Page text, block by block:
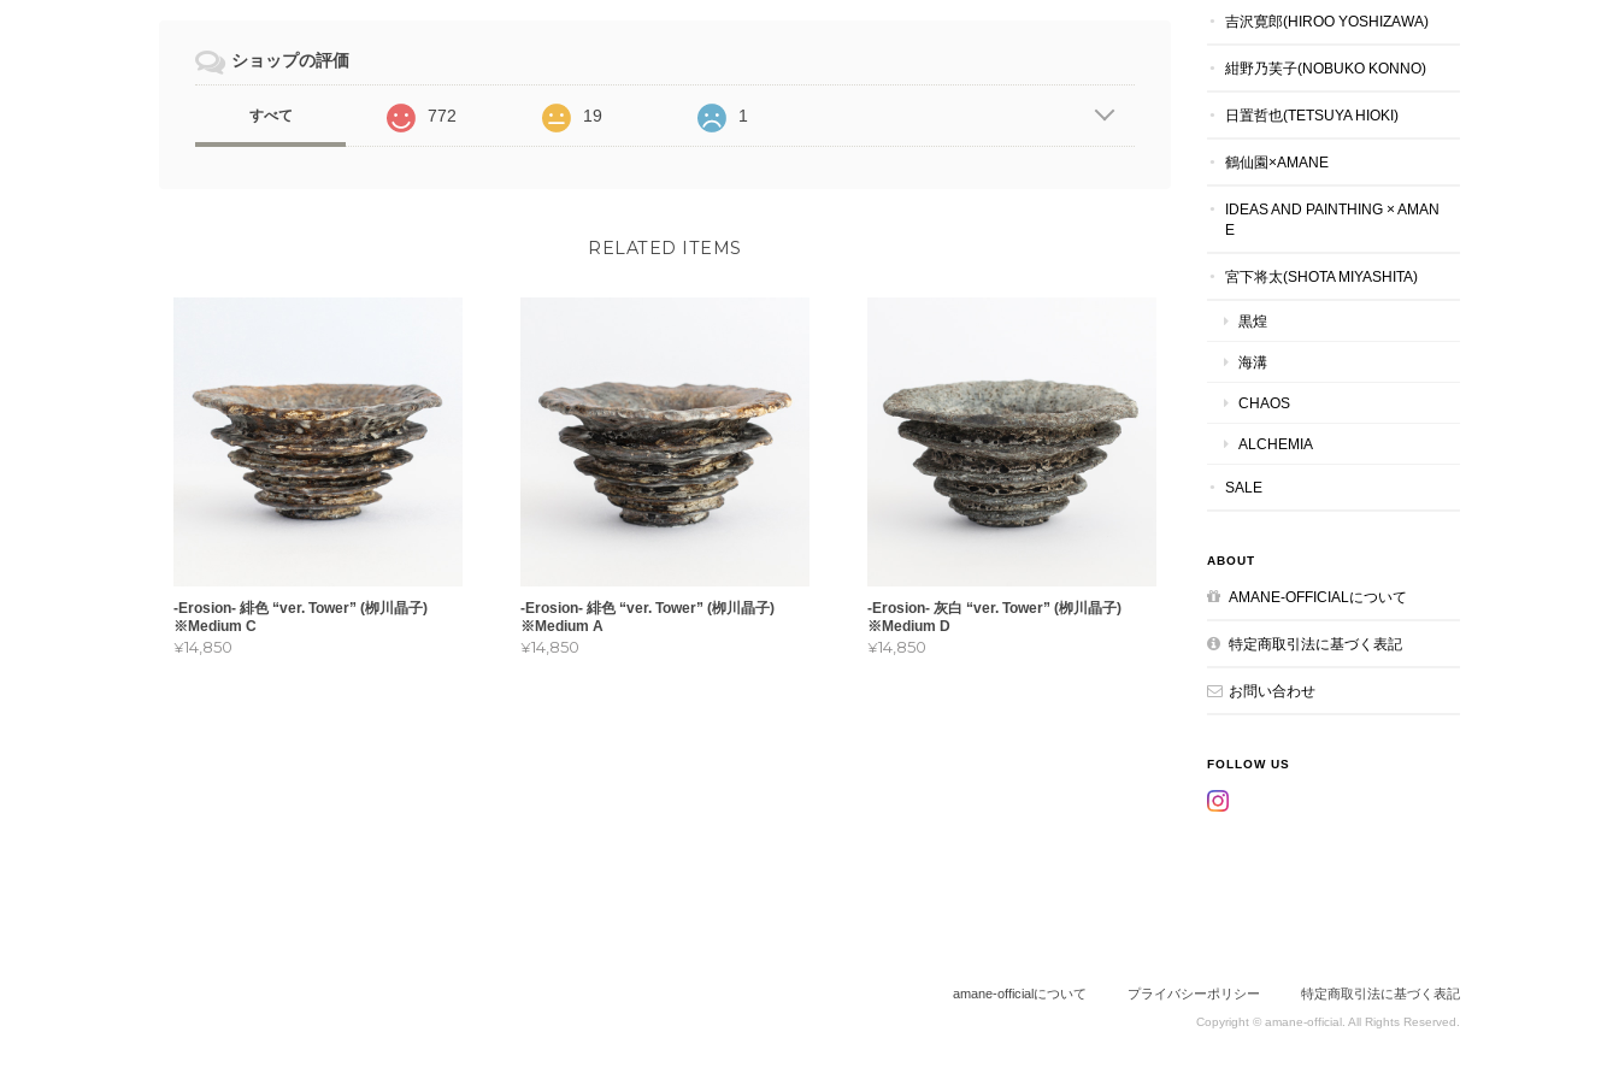
ショップの評価
すべて 772 19 1
RELATED ITEMS
-Erosion- 緋色 “ver. Tower” (栁川晶子)
※Medium C
¥14,850
-Erosion- 緋色 “ver. Tower” (栁川晶子)
※Medium A
¥14,850
-Erosion- 灰白 “ver. Tower” (栁川晶子)
※Medium D
¥14,850
吉沢寛郎(HIROO YOSHIZAWA)
紺野乃芙子(NOBUKO KONNO)
日置哲也(TETSUYA HIOKI)
鶴仙園×AMANE
IDEAS AND PAINTHING × AMAN
E
宮下将太(SHOTA MIYASHITA)
黒煌
海溝
CHAOS
ALCHEMIA
SALE
ABOUT
AMANE-OFFICIALについて
特定商取引法に基づく表記
お問い合わせ
FOLLOW US
amane-officialについて プライバシーポリシー 特定商取引法に基づく表記
Copyright © amane-official. All Rights Reserved.